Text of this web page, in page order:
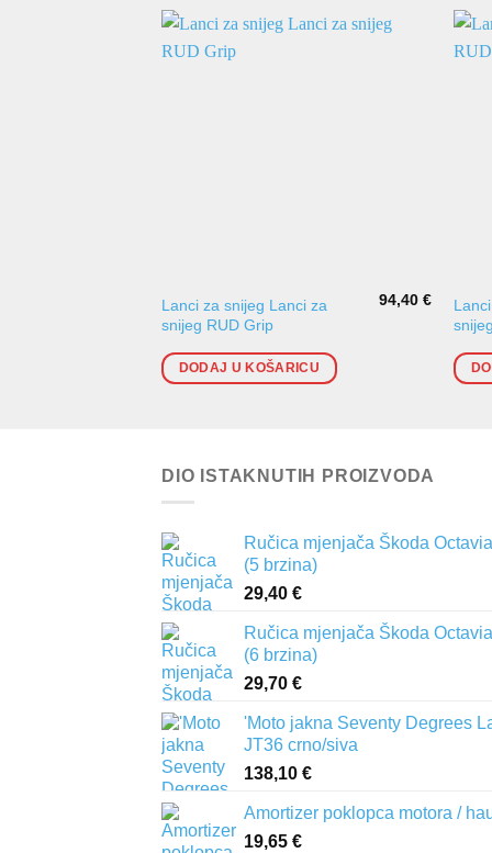
Lanci za snijeg Lanci za
snijeg RUD Grip
94,40€
DODAJ U KOŠARICU
DIO ISTAKNUTIH PROIZVODA
Ručica mjenjača Škoda Octavia
(5 brzina)
29,40 €
Ručica mjenjača Škoda Octavia
(6 brzina)
29,70 €
'Moto jakna Seventy Degrees
JT36 crno/siva
138,10 €
Amortizer poklopca motora /
19,65 €